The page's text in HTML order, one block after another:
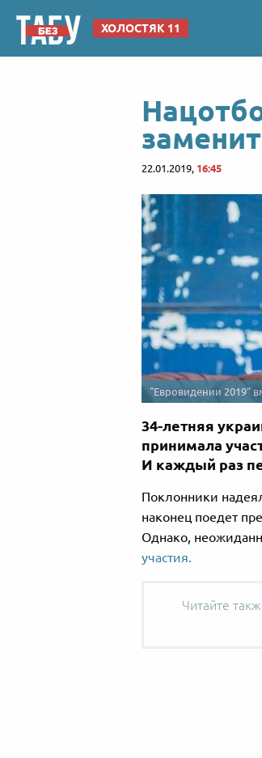
ХОЛОСТЯК 11
22.01.2019, 16:45
"Евровидении 2019"
34-летняя
принимала
И каждый раз
Поклонники
наконец поедет
Однако,
участия.